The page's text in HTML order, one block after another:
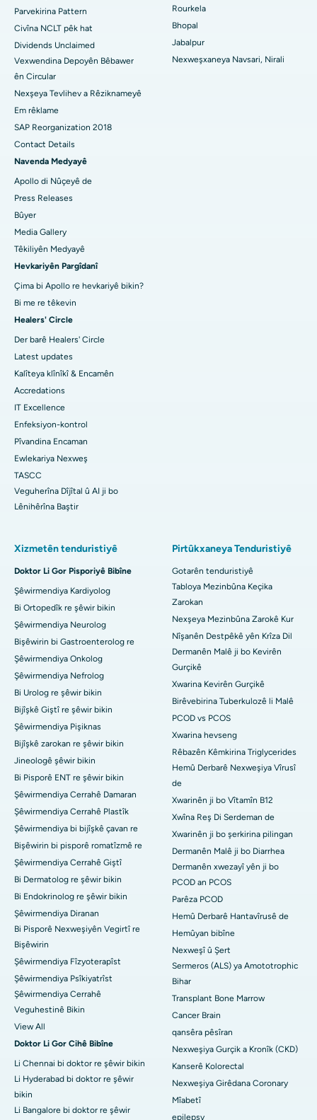
Nexweşxaneya Penceşêrê ya Jinan a Herî Baş li Başûrê Delhiyê
Parvekirina Pattern
Civîna NCLT pêk hat
Dividends Unclaimed
Vexwendina Depoyên Bêbawer
ên Circular
Nexşeya Tevlihev a Rêziknameyê
Em rêklame
SAP Reorganization 2018
Contact Details
Navenda Medyayê
Apollo di Nûçeyê de
Press Releases
Bûyer
Media Gallery
Têkiliyên Medyayê
Hevkariyên Pargîdanî
Çima bi Apollo re hevkariyê bikin?
Bi me re têkevin
Healers' Circle
Der barê Healers' Circle
Latest updates
Kalîteya klînîkî & Encamên
Accredations
IT Excellence
Enfeksiyon-kontrol
Pîvandina Encaman
Ewlekariya Nexweş
TASCC
Veguherîna Dîjîtal û AI ji bo
Lênihêrîna Baştir
Rourkela
Bhopal
Jabalpur
Nexweşxaneya Navsari, Nirali
Xizmetên tenduristiyê
Doktor Li Gor Pisporiyê Bibîne
Şêwirmendiya Kardiyolog
Bi Ortopedîk re şêwir bikin
Şêwirmendiya Neurolog
Bişêwirin bi Gastroenterolog re
Şêwirmendiya Onkolog
Şêwirmendiya Nefrolog
Bi Urolog re şêwir bikin
Bijîşkê Giştî re şêwir bikin
Şêwirmendiya Pişiknas
Bijîşkê zarokan re şêwir bikin
Jineologê şêwir bikin
Bi Pisporê ENT re şêwir bikin
Şêwirmendiya Cerrahê Damaran
Şêwirmendiya Cerrahê Plastîk
Şêwirmendiya bi bijîşkê çavan re
Bişêwirin bi pisporê romatîzmê re
Şêwirmendiya Cerrahê Giştî
Bi Dermatolog re şêwir bikin
Bi Endokrinolog re şêwir bikin
Şêwirmendiya Diranan
Bi Pisporê Nexweşiyên Vegirtî re
Bişêwirin
Şêwirmendiya Fîzyoterapîst
Şêwirmendiya Psîkiyatrîst
Şêwirmendiya Cerrahê
Veguhestinê Bikin
View All
Doktor Li Gor Cihê Bibîne
Li Chennai bi doktor re şêwir bikin
Li Hyderabad bi doktor re şêwir
bikin
Li Bangalore bi doktor re şêwir
Pirtûkxaneya Tenduristiyê
Gotarên tenduristiyê
Tabloya Mezinbûna Keçika
Zarokan
Nexşeya Mezinbûna Zarokê Kur
Nîşanên Destpêkê yên Krîza Dil
Dermanên Malê ji bo Kevirên
Gurçikê
Xwarina Kevirên Gurçikê
Birêvebirina Tuberkulozê li Malê
PCOD vs PCOS
Xwarina hevseng
Rêbazên Kêmkirina Triglycerides
Hemû Derbarê Nexweşiya Vîrusî
de
Xwarinên ji bo Vîtamîn B12
Xwîna Reş Di Serdeman de
Xwarinên ji bo şerkirina pilingan
Dermanên Malê ji bo Diarrhea
Dermanên xwezayî yên ji bo
PCOD an PCOS
Parêza PCOD
Hemû Derbarê Hantavîrusê de
Hemûyan bibîne
Nexweşî û Şert
Sermeros (ALS) ya Amototrophic
Bihar
Transplant Bone Marrow
Cancer Brain
qansêra pêsîran
Nexweşiya Gurçik a Kronîk (CKD)
Kanserê Kolorectal
Nexweşiya Girêdana Coronary
Mîabetî
epilepsy